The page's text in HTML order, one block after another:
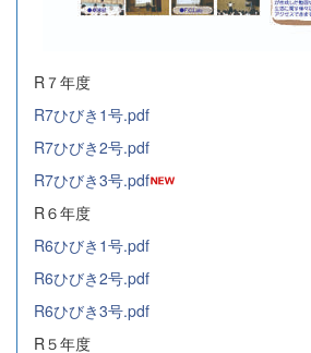
R７年度
R7ひびき1号.pdf
R7ひびき2号.pdf
R7ひびき3号.pdf
R６年度
R6ひびき1号.pdf
R6ひびき2号.pdf
R6ひびき3号.pdf
R５年度